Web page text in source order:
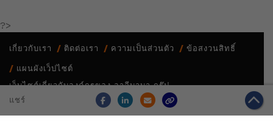
แชร์
?>
เกี่ยวกับเรา ติดต่อเรา ความเป็นส่วนตัว ข้อสงวนสิทธิ์
แผนผังเว็ปไซต์
เว็บไซต์เกี่ยวกับองค์กรของ อาลีบาบา กรุ๊ป
Copyright Notice @
2026 Alibaba Group Holding Limited and/or